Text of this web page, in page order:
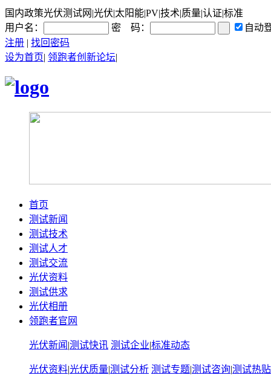
国内政策光伏测试网|光伏|太阳能|PV|技术|质量|认证|标准
用户名：
密 码：
自动
注册 | 找回密码
设为首页| 领跑者创新论坛|
首页
测试新闻
测试技术
测试人才
测试交流
光伏资料
测试供求
光伏相册
领跑者官网
光伏新闻 |测试快讯 测试企业|标准动态
光伏资料|光伏质量|测试分析 测试专题|测试咨询|测试热贴